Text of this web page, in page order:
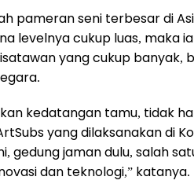
pameran seni terbesar di
levelnya cukup luas, maka
yang cukup banyak,
kedatangan tamu, tidak
yang dilaksanakan di
gedung jaman dulu, salah
dan teknologi,” katanya.